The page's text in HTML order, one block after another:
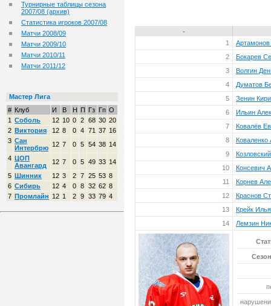
Турнирные таблицы сезона
2007/08 (архив)
Статистика игроков 2007/08
Матчи 2008/09
Матчи 2009/10
Матчи 2010/11
Матчи 2011/12
Мастер Лига
# Клуб И В Н П Гз Гп О
1 Соболь 12 10 0 2 68 30 20
2 Виктория 12 8 0 4 71 37 16
3 Сан
Интербрю 12 7 0 5 54 38 14
4 ЦОП
Авангард
12 7 0 5 49 33 14
5 Шинник 12 3 2 7 25 53 8
6 Сибирь 12 4 0 8 32 62 8
7 Промлайн 12 1 2 9 33 79 4
-
1
2
Бокарев
3
Волгин
4
Думатов
5
Зенин
6
Ильин
7
Ковалёв
8
Коваленко
9
10
Консевич
11
Корнев
12
Краснов
13
Крейк
14
Лемзин